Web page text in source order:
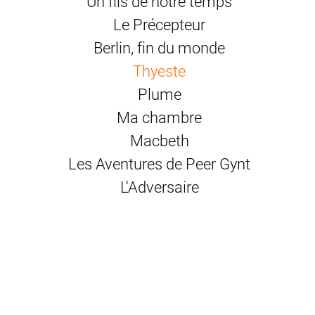
Le Précepteur
Berlin, fin du monde
Thyeste
Plume
Ma chambre
Macbeth
Les Aventures de Peer Gynt
L'Adversaire